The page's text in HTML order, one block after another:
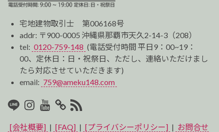
宅地建物取引士 第006168号
addr: 〒900-0005 沖縄県那覇市天久2-14-3（208）
tel: 0120-759-148 (電話受付時間 平日9：00~19：
00、定休日：日・祝祭日、ただし、連絡いただけまし
たら対応させていただきます)
email: 759@ameku148.com
LINEInstagram
Youtube
マ
イ
RSS2
[会社概要] | [FAQ] | [プライバシーポリシー] | お問合せ